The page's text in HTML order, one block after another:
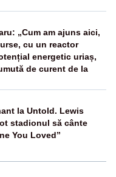
„Cum am ajuns aici,
cu un reactor
energetic uriaș,
de curent de la
la Untold. Lewis
stadionul să cânte
You Loved”